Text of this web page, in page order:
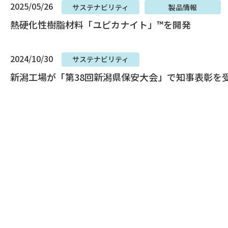
2025/05/26 サステナビリティ 製品情報
熱硬化性樹脂材料「ユピカナイト」™を開発
2024/10/30 サステナビリティ
新潟工場が「第38回新潟県保安大会」で知事表彰を